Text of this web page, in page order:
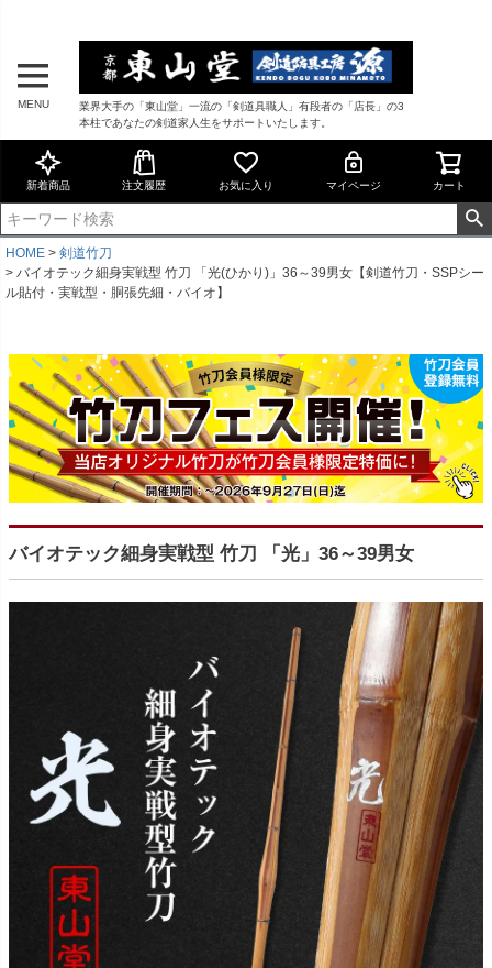
MENU
業界大手の「東山堂」一流の「剣道具職人」有段者の「店長」の3
本柱であなたの剣道家人生をサポートいたします。
新着商品 注文履歴 お気に入り マイページ カート
HOME
剣道竹刀
バイオテック細身実戦型 竹刀 「光(ひかり)」36～39男女【剣道竹刀・SSPシー
ル貼付・実戦型・胴張先細・バイオ】
バイオテック細身実戦型 竹刀 「光」36～39男女